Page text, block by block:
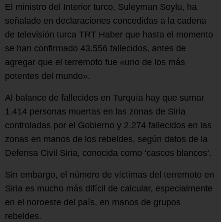
El ministro del Interior turco, Suleyman Soylu, ha
señalado en declaraciones concedidas a la cadena
de televisión turca TRT Haber que hasta el momento
se han confirmado 43.556 fallecidos, antes de
agregar que el terremoto fue «uno de los más
potentes del mundo».
Al balance de fallecidos en Turquía hay que sumar
1.414 personas muertas en las zonas de Siria
controladas por el Gobierno y 2.274 fallecidos en las
zonas en manos de los rebeldes, según datos de la
Defensa Civil Siria, conocida como ‘cascos blancos’.
Sin embargo, el número de víctimas del terremoto en
Siria es mucho más difícil de calcular, especialmente
en el noroeste del país, en manos de grupos
rebeldes.